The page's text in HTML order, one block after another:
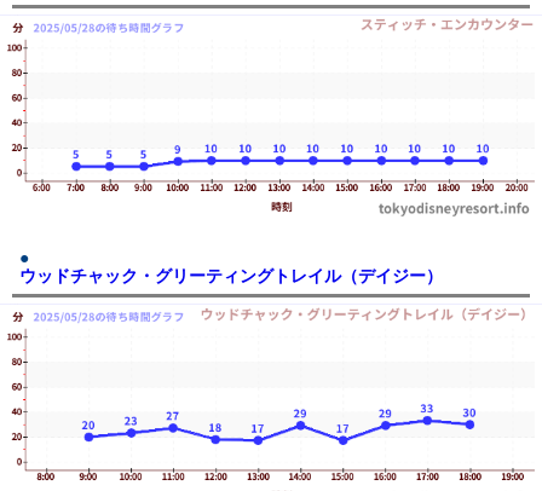
ウッドチャック・グリーティングトレイル（デイジー）